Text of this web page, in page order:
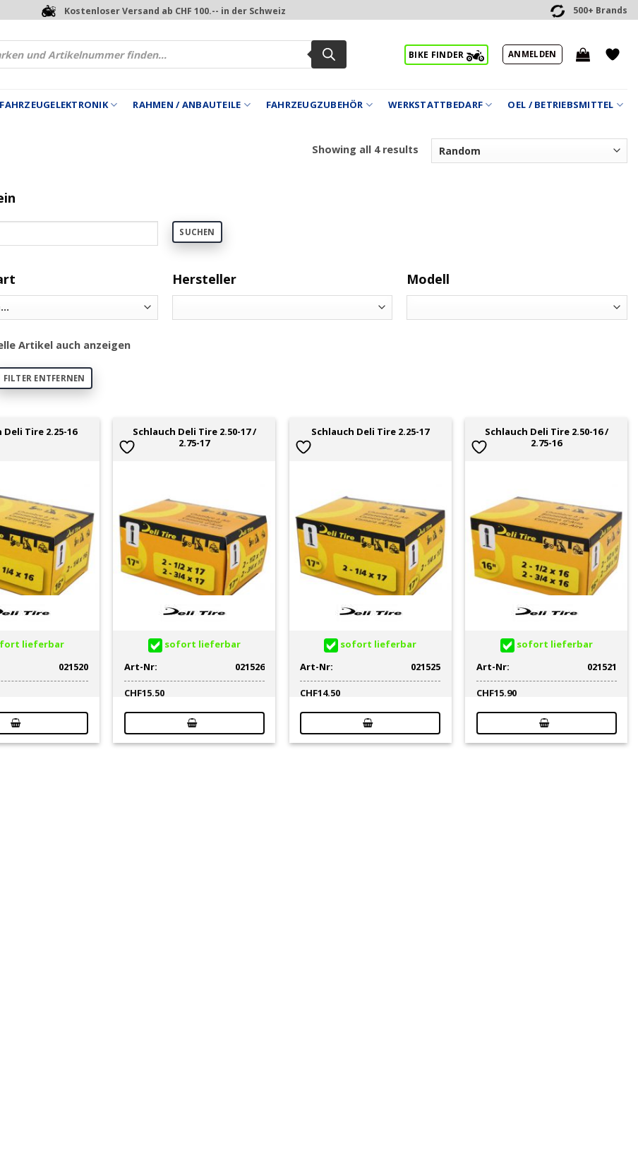
Kostenloser Versand ab CHF 100.-- in der Schweiz 500+ Brands
BIKE FINDER ANMELDEN
RAHMEN / ANBAUTEILE FAHRZEUGZUBEHÖR WERKSTATTBEDARF OEL / BETRIEBSMITTEL
Showing all 4 results
SUCHEN
Hersteller Modell
Artikel auch anzeigen
FILTER ENTFERNEN
Deli Tire 2.25-16
lieferbar
021520
Schlauch Deli Tire 2.50-17 /
2.75-17
sofort lieferbar
Art-Nr:
021526
CHF15.50
Schlauch Deli Tire 2.25-17
sofort lieferbar
Art-Nr:
021525
CHF14.50
Schlauch Deli Tire 2.50-16 /
2.75-16
sofort lieferbar
Art-Nr:
021521
CHF15.90